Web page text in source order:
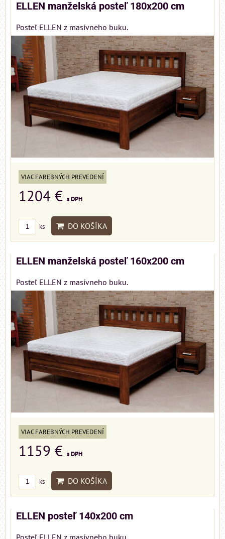
ELLEN manželská posteľ 180x200 cm
Posteľ ELLEN z masívneho buku.
VIAC FAREBNÝCH PREVEDENÍ
1204 € s DPH
ks DO KOŠÍKA
ELLEN manželská posteľ 160x200 cm
Posteľ ELLEN z masívneho buku.
VIAC FAREBNÝCH PREVEDENÍ
1159 € s DPH
ks DO KOŠÍKA
ELLEN posteľ 140x200 cm